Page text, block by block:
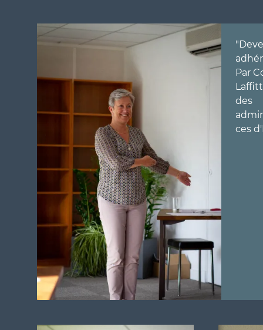
Par
des
ces